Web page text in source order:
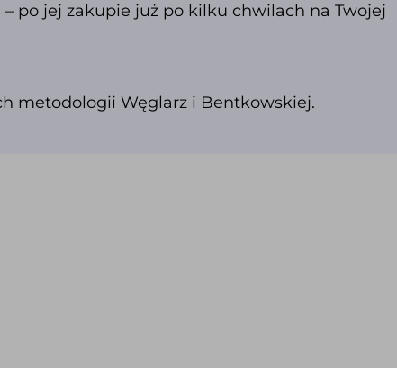
– po jej zakupie już po kilku chwilach na Twojej
metodologii Węglarz i Bentkowskiej.